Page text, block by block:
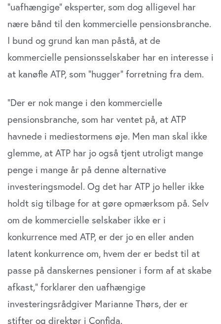
”uafhængige” eksperter, som dog alligevel har
nære bånd til den kommercielle pensionsbranche.
I bund og grund kan man påstå, at de
kommercielle pensionsselskaber har en interesse i
at kanøfle ATP, som ”hugger” forretning fra dem.
”Der er nok mange i den kommercielle
pensionsbranche, som har ventet på, at ATP
havnede i mediestormens øje. Men man skal ikke
glemme, at ATP har jo også tjent utroligt mange
penge i mange år på denne alternative
investeringsmodel. Og det har ATP jo heller ikke
holdt sig tilbage for at gøre opmærksom på. Selv
om de kommercielle selskaber ikke er i
konkurrence med ATP, er der jo en eller anden
latent konkurrence om, hvem der er bedst til at
passe på danskernes pensioner i form af at skabe
afkast,” forklarer den uafhængige
investeringsrådgiver Marianne Thørs, der er
stifter og direktør i Confida.